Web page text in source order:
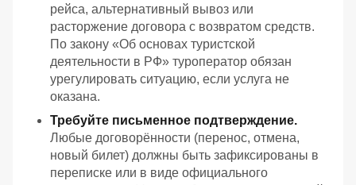
рейса, альтернативный вывоз или
расторжение договора с возвратом средств.
По закону «Об основах туристской
деятельности в РФ» туроператор обязан
урегулировать ситуацию, если услуга не
оказана.
Требуйте письменное подтверждение.
Любые договорённости (перенос, отмена,
новый билет) должны быть зафиксированы в
переписке или в виде официального